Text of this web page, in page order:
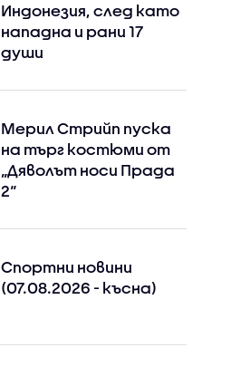
Индонезия, след като
нападна и рани 17
души
Мерил Стрийп пуска
на търг костюми от
„Дяволът носи Прада
2“
Спортни новини
(07.08.2026 - късна)